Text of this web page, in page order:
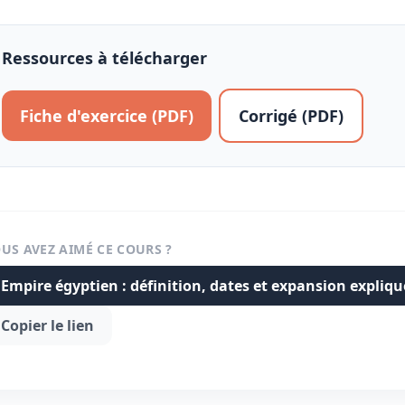
Ressources à télécharger
Fiche d'exercice (PDF) Corrigé (PDF)
AVEZ AIMÉ CE COURS ?
Empire égyptien : définition, dates et expansion
Copier le lien